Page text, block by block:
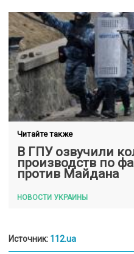
Читайте также
В ГПУ озвучили
производств по
против Майдана
НОВОСТИ УКРАИНЫ
Источник: 112.ua